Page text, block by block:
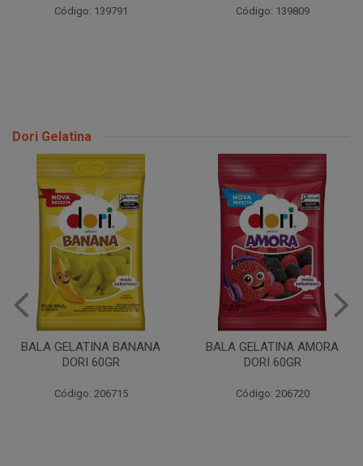
Código: 139791 Código: 139809
Dori Gelatina
BALA GELATINA BANANA
DORI 60GR
Código: 206715
BALA GELATINA AMORA
DORI 60GR
Código: 206720